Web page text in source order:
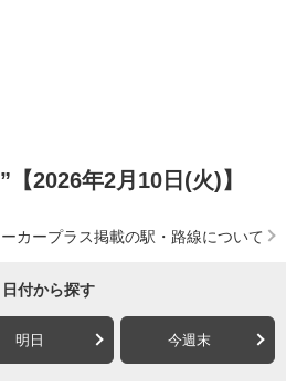
2026年2月10日(火)】
カープラス掲載の駅・路線について
日付から探す
明日 今週末